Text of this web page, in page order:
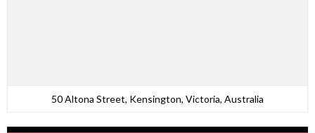
50 Altona Street, Kensington, Victoria, Australia